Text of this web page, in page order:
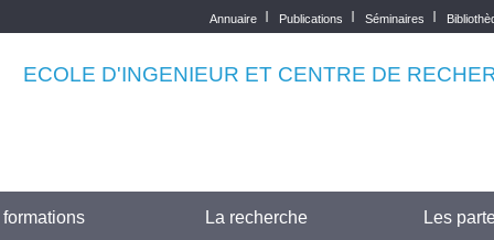
Top
Annuaire Publications Séminaires
ECOLE D'INGENIEUR ET CENTRE DE
formations La recherche Les